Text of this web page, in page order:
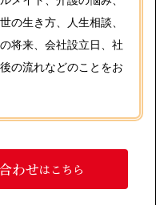
の生き方、人生相談、
将来、会社設立日、社
の流れなどのことをお
わせはこちら